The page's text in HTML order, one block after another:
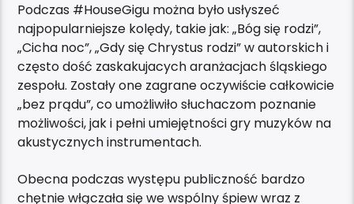
Podczas #HouseGigu można było usłyszeć
najpopularniejsze kolędy, takie jak: „Bóg się rodzi”,
„Cicha noc”, „Gdy się Chrystus rodzi” w autorskich i
często dość zaskakujacych aranżacjach śląskiego
zespołu. Zostały one zagrane oczywiście całkowicie
„bez prądu”, co umożliwiło słuchaczom poznanie
możliwości, jak i pełni umiejętności gry muzyków na
akustycznych instrumentach.
Obecna podczas występu publiczność bardzo
chętnie włączała się we wspólny śpiew wraz z